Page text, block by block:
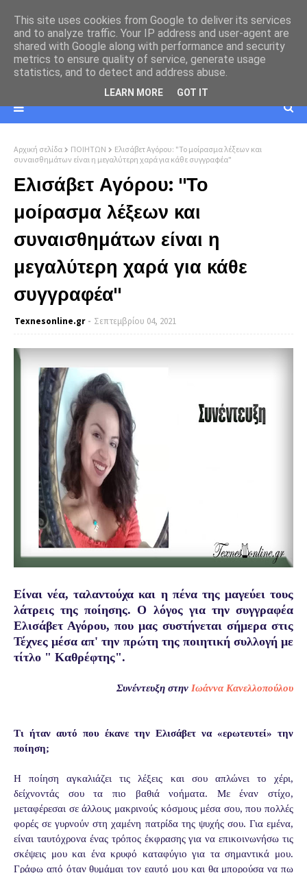
Αρχική σελίδα ΠΟΙΗΤΩΝ
Ελισάβετ Αγόρου: "Το μοίρασμα λέξεων και
συναισθημάτων είναι η μεγαλύτερη χαρά για κάθε συγγραφέα"
Ελισάβετ Αγόρου: "Το
μοίρασμα λέξεων και
συναισθημάτων είναι η
μεγαλύτερη χαρά για κάθε
συγγραφέα"
Texnesοnline.gr Σεπτεμβρίου 04, 2021
Είναι νέα, ταλαντούχα και η πένα της μαγεύει τους
λάτρεις της ποίησης. Ο λόγος για την συγγραφέα
Ελισάβετ Αγόρου, που μας συστήνεται σήμερα στις
Τέχνες μέσα απ' την πρώτη της ποιητική συλλογή με
τίτλο " Καθρέφτης".
Συνέντευξη στην Ιωάννα Κανελλοπούλου
Τι ήταν αυτό που έκανε την Ελισάβετ να «ερωτευτεί» την
ποίηση;
Η ποίηση αγκαλιάζει τις λέξεις και σου απλώνει το χέρι,
δείχνοντάς σου τα πιο βαθιά νοήματα. Με έναν στίχο,
μεταφέρεσαι σε άλλους μακρινούς κόσμους μέσα σου, που πολλές
φορές σε γυρνούν στη χαμένη πατρίδα της ψυχής σου. Για εμένα,
είναι ταυτόχρονα ένας τρόπος έκφρασης για να επικοινωνήσω τις
σκέψεις μου και ένα κρυφό καταφύγιο για τα σημαντικά μου.
Γράφω από όταν θυμάμαι τον εαυτό μου και θα μπορούσα να πω
This site uses cookies from Google to deliver its services
and to analyze traffic. Your IP address and user-agent are
shared with Google along with performance and security
metrics to ensure quality of service, generate usage
statistics, and to detect and address abuse.
LEARN MORE GOT IT